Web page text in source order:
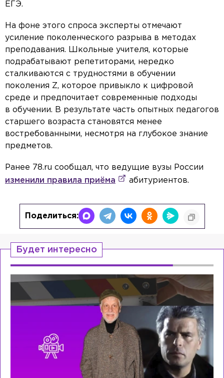
ЕГЭ.
На фоне этого спроса эксперты отмечают
усиление поколенческого разрыва в методах
преподавания. Школьные учителя, которые
подрабатывают репетиторами, нередко
сталкиваются с трудностями в обучении
поколения Z, которое привыкло к цифровой
среде и предпочитает современные подходы
в обучении. В результате часть опытных педагогов
старшего возраста становятся менее
востребованными, несмотря на глубокое знание
предметов.
Ранее 78.ru сообщал, что ведущие вузы России
изменили правила приёма
абитуриентов.
Поделиться:
Будет интересно